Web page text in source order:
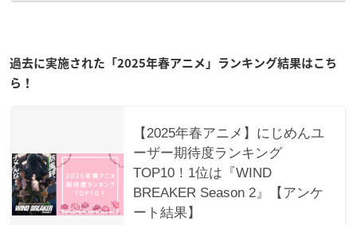
過去に実施された「2025年春アニメ」ランキング結果はこち
ら！